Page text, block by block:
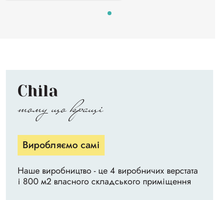
Chila
тому що кращі
Виробляємо самі
Наше виробництво - це 4 виробничих верстата
і 800 м2 власного складського приміщення